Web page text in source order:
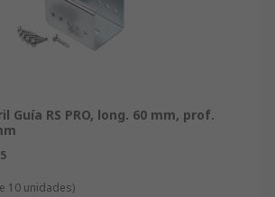
Guía RS PRO, long. 60 mm, prof.
10 unidades)